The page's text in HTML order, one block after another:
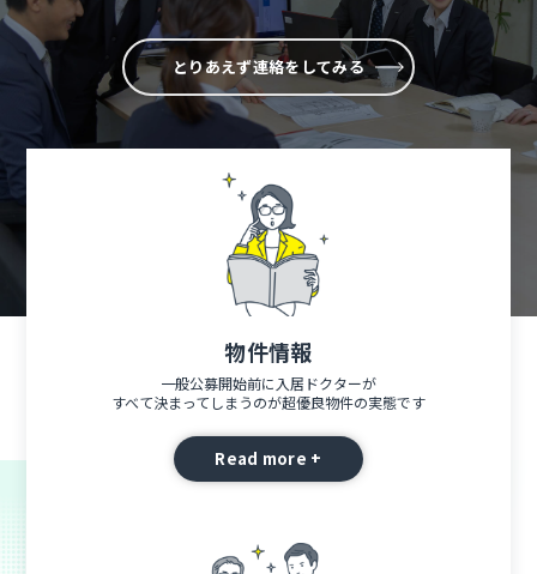
とりあえず連絡をしてみる
物件情報
一般公募開始前に入居ドクターが
すべて決まってしまうのが超優良物件の実態です
Read more +